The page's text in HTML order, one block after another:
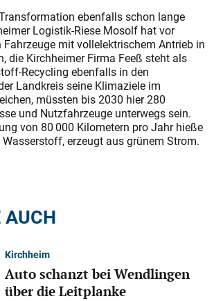
ebenfalls schon lange
Logistik-Riese Mosolf hat vor
Fahrzeuge mit vollelektrischem Antrieb in
die Kirchheimer Firma Feeß steht als
Recycling ebenfalls in den
Landkreis seine Klimaziele im
müssten bis 2030 hier 280
und Nutzfahrzeuge unterwegs sein.
von 80 000 Kilometern pro Jahr hieße
erzeugt aus grünem Strom.
AUCH
Kirchheim
Auto schanzt bei Wendlingen
über die Leitplanke